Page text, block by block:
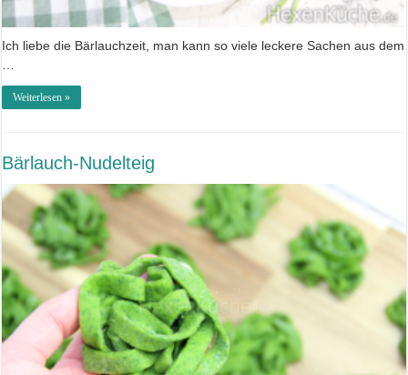
Ich liebe die Bärlauchzeit, man kann so viele leckere Sachen aus dem
…
Weiterlesen »
Bärlauch-Nudelteig